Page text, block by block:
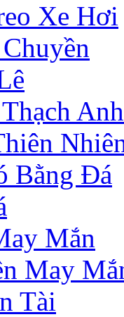
Xe Hơi
Anh
Bằng Đá
Mắn
May
Tài